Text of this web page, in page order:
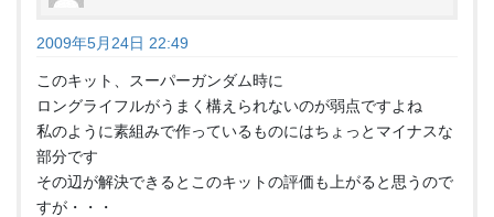
2009年5月24日 22:49
このキット、スーパーガンダム時に
ロングライフルがうまく構えられないのが弱点ですよね
私のように素組みで作っているものにはちょっとマイナスな
部分です
その辺が解決できるとこのキットの評価も上がると思うので
すが・・・